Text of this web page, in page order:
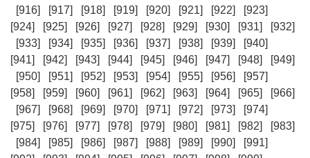
[916] [917] [918] [919] [920] [921] [922]
[923]
[924]
[925] [926] [927] [928] [929] [930] [931]
[932]
[933]
[934] [935] [936] [937] [938] [939]
[940]
[941]
[942] [943] [944] [945] [946] [947] [948]
[949]
[950]
[951] [952] [953] [954] [955] [956]
[957]
[958]
[959] [960] [961] [962] [963] [964] [965]
[966]
[967]
[968] [969] [970] [971] [972] [973]
[974]
[975]
[976] [977] [978] [979] [980] [981] [982]
[983]
[984]
[985] [986] [987] [988] [989] [990]
[991]